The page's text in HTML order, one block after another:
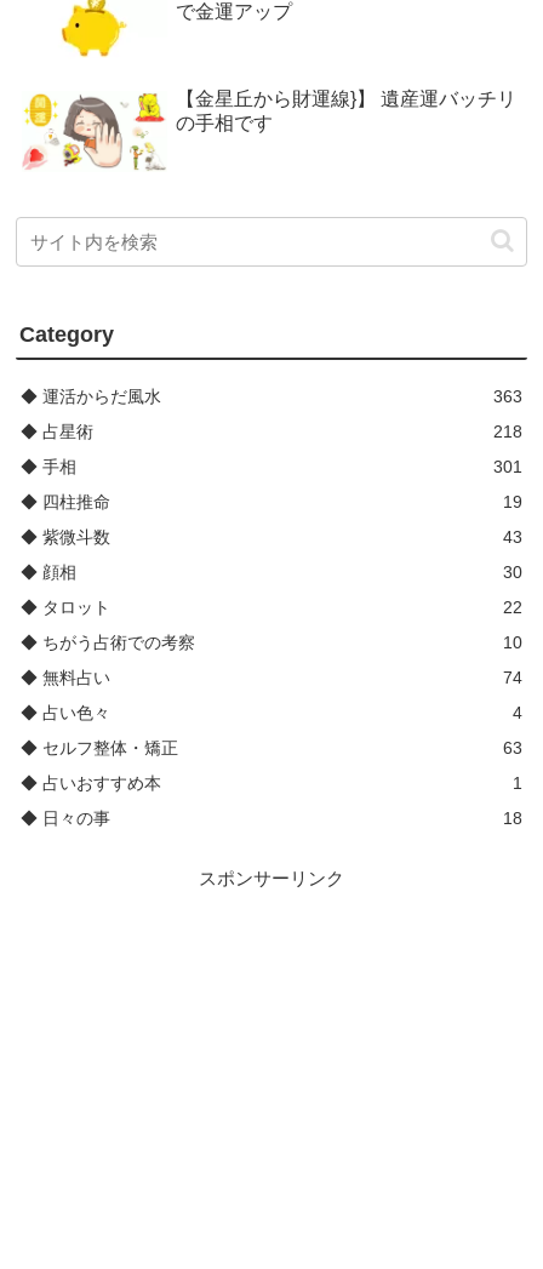
で金運アップ
【金星丘から財運線}】 遺産運バッチリ
の手相です
Category
◆ 運活からだ風水
363
◆ 占星術
218
◆ 手相
301
◆ 四柱推命
19
◆ 紫微斗数
43
◆ 顔相
30
◆ タロット
22
◆ ちがう占術での考察
10
◆ 無料占い
74
◆ 占い色々
4
◆ セルフ整体・矯正
63
◆ 占いおすすめ本
1
◆ 日々の事
18
スポンサーリンク